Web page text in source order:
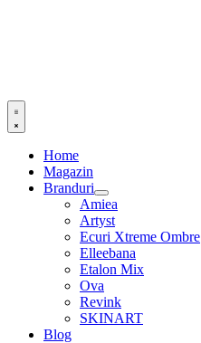
Home
Magazin
Branduri
Amiea
Artyst
Ecuri Xtreme Ombre
Elleebana
Etalon Mix
Ova
Revink
SKINART
Blog